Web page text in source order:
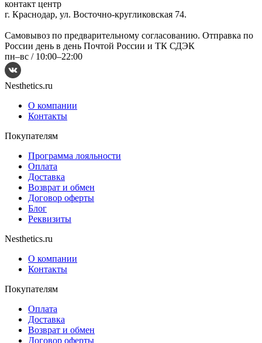
контакт центр
г. Краснодар, ул. Восточно-кругликовская 74.
Самовывоз по предварительному согласованию. Отправка по
России день в день Почтой России и ТК СДЭК
пн–вс / 10:00–22:00
Nesthetics.ru
О компании
Контакты
Покупателям
Программа лояльности
Оплата
Доставка
Возврат и обмен
Договор оферты
Блог
Реквизиты
Nesthetics.ru
О компании
Контакты
Покупателям
Оплата
Доставка
Возврат и обмен
Договор оферты